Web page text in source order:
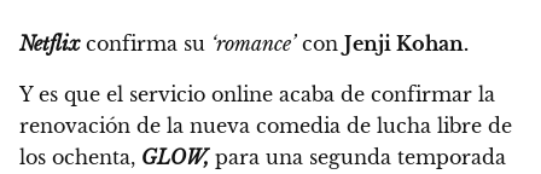
Netflixconfirma su ‘romance’con Jenji Kohan.
Y es que el servicio online acaba de confirmar la
renovación de la nueva comedia de lucha libre de
los ochenta, GLOW,para una segunda temporada